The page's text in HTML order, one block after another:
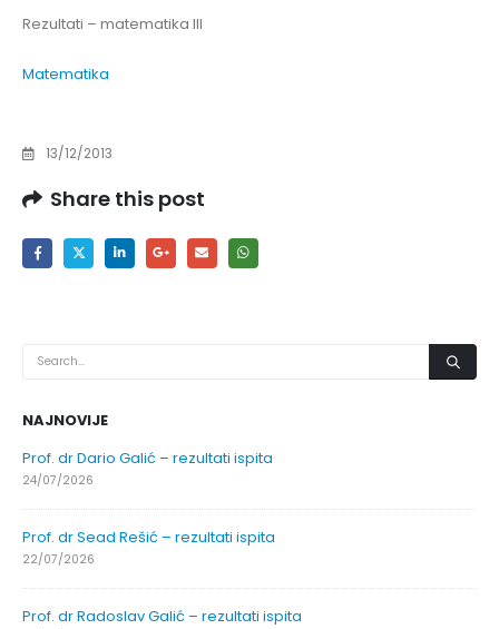
Rezultati – matematika III
Matematika
13/12/2013
Share this post
NAJNOVIJE
Prof. dr Dario Galić – rezultati ispita
24/07/2026
Prof. dr Sead Rešić – rezultati ispita
22/07/2026
Prof. dr Radoslav Galić – rezultati ispita